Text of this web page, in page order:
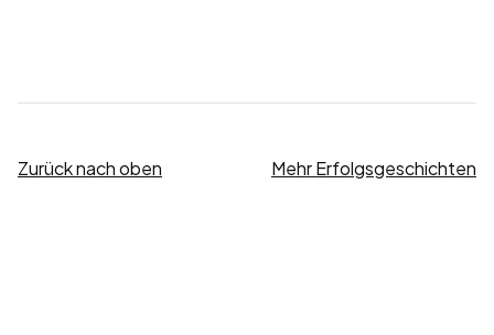
Zurück nach oben Mehr Erfolgsgeschichten